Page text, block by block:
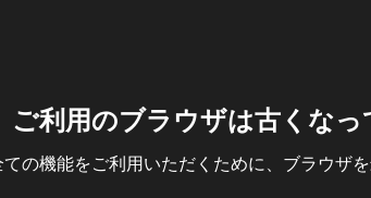
ご利用のブラウザは古くな
の機能をご利用いただくために、ブラウザ